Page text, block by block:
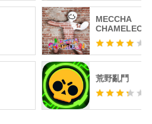
MECCHA
CHAMELEON
荒野亂鬥